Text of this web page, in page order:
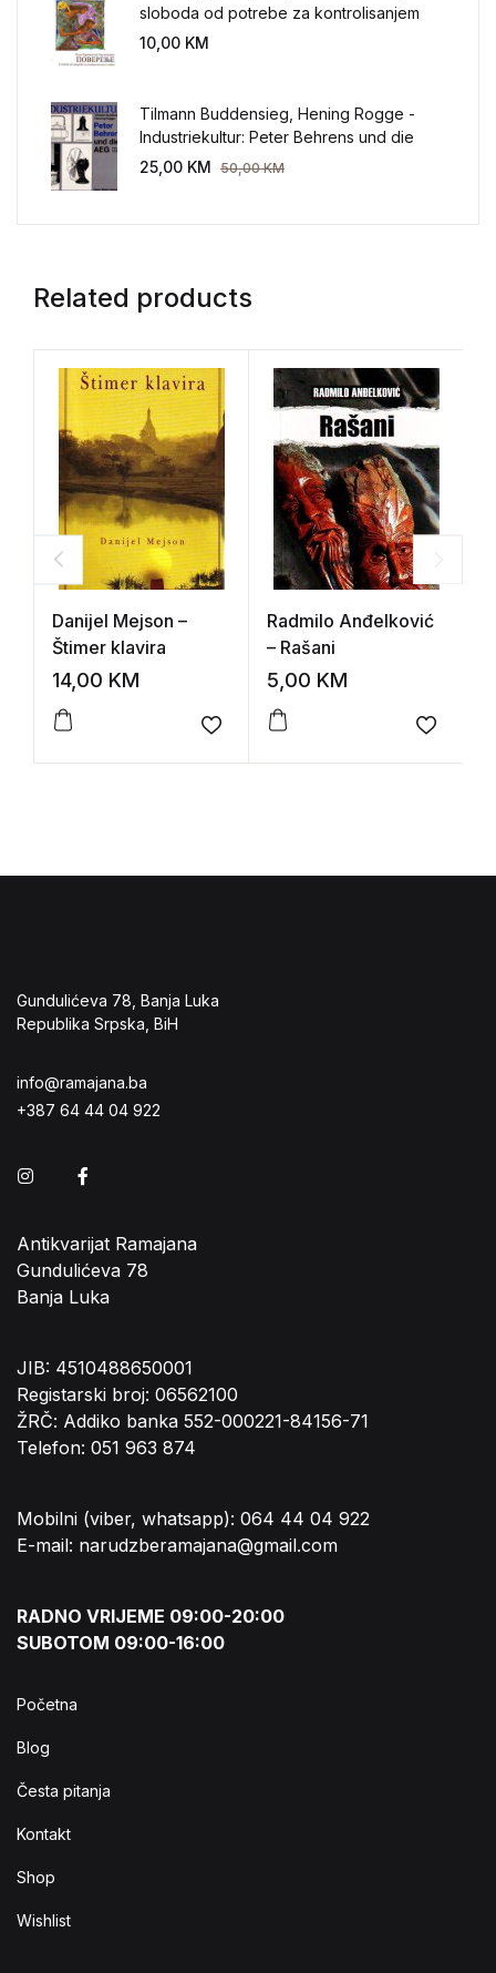
sloboda od potrebe za kontrolisanjem
sveta
10,00 KM
Tilmann Buddensieg, Hening Rogge -
Industriekultur: Peter Behrens und die
AEG 1907-1914.
25,00 KM 50,00KM
Related products
Danijel Mejson –
Štimer klavira
14,00 KM
Add to wishlist
Radmilo Anđelković
– Rašani
5,00 KM
Add to
Gundulićeva 78, Banja Luka
Republika Srpska, BiH
info@ramajana.ba
+387 64 44 04 922
Instagram
Antikvarijat Ramajana
Gundulićeva 78
Banja Luka
JIB: 4510488650001
Registarski broj: 06562100
ŽRČ: Addiko banka 552-000221-84156-71
Telefon: 051 963 874
Mobilni (viber, whatsapp): 064 44 04 922
E-mail: narudzberamajana@gmail.com
RADNO VRIJEME 09:00-20:00
SUBOTOM 09:00-16:00
Početna
Blog
Česta pitanja
Kontakt
Shop
Wishlist